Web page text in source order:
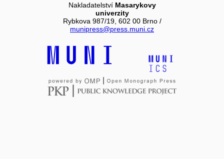
Nakladatelství Masarykovy
univerzity
Rybkova 987/19, 602 00 Brno /
munipress@press.muni.cz